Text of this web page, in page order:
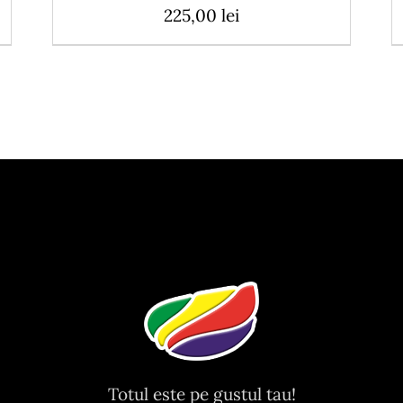
225,00 lei
Totul este pe gustul tau!